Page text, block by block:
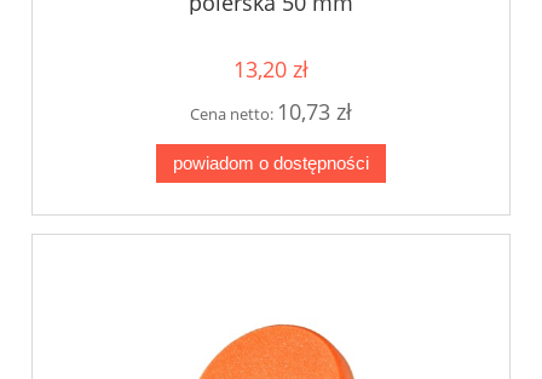
13,20 zł
Cena netto: 10,73 zł
powiadom o dostępności